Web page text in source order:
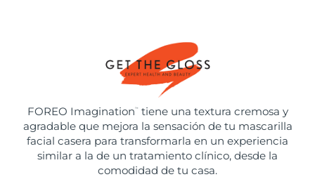
FOREO Imagination ™
tiene una textura cremosa y
agradable que mejora la sensación de tu mascarilla
facial casera para transformarla en un experiencia
similar a la de un tratamiento clínico, desde la
comodidad de tu casa.